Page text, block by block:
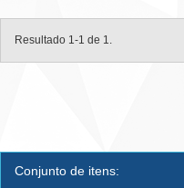
Resultado 1-1 de 1.
Conjunto de itens: